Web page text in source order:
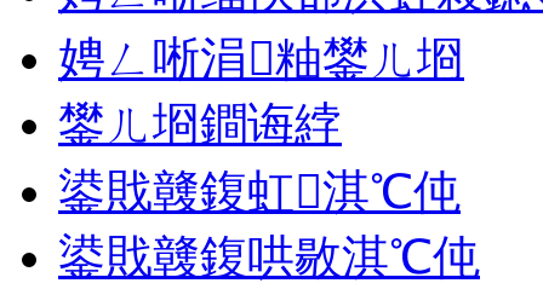
娉ㄥ唽涓粙鐢ㄦ埛
鐢ㄦ埛鐧诲綍
鍙戝竷鍑虹淇℃伅
鍙戝竷鍑哄敭淇℃伅